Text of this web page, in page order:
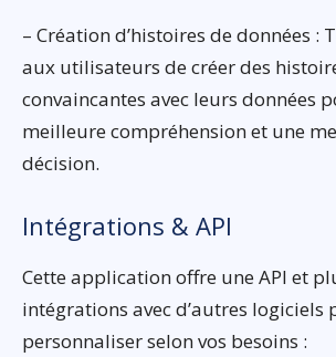
– Création d’histoires de données :
aux utilisateurs de créer des
convaincantes avec leurs données
meilleure compréhension et une
décision.
Intégrations & API
Cette application offre une API et
intégrations avec d’autres logiciels
personnaliser selon vos besoins :